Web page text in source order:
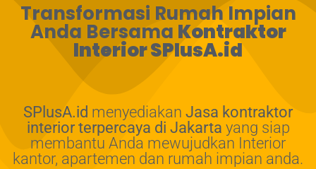
Transformasi Rumah Impian
Anda Bersama Kontraktor
Interior SPlusA.id
SPlusA.id menyediakan Jasa kontraktor
interior terpercaya di Jakarta yang siap
membantu Anda mewujudkan Interior
kantor, apartemen dan rumah impian anda.